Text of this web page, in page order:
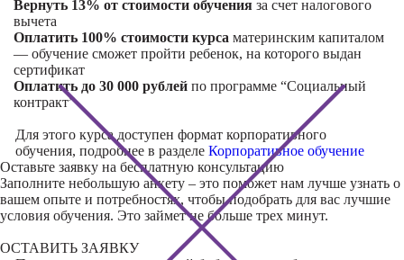
Вернуть 13% от стоимости обучения за счет налогового
вычета
Оплатить 100% стоимости курса материнским капиталом
— обучение сможет пройти ребенок, на которого выдан
сертификат
Оплатить до 30 000 рублей по программе “Социальный
контракт”
Для этого курса доступен формат корпоративного
обучения, подробнее в разделе Корпоративное обучение
Оставьте заявку на бесплатную консультацию
Заполните небольшую анкету – это поможет нам лучше узнать о
вашем опыте и потребностях, чтобы подобрать для вас лучшие
условия обучения. Это займет не больше трех минут.
ОСТАВИТЬ ЗАЯВКУ